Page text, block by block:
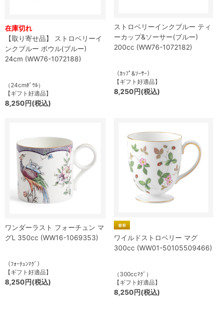
在庫切れ
【取り寄せ品】 ストロベリーイ
ンクブルー ボウル(ブルー)
24cm (WW76-1072188)
（24cmﾎﾞｳﾙ）
【ギフト好適品】
8,250円(税込)
ストロベリーインクブルー ティ
ーカップ&ソーサー(ブルー)
200cc (WW76-1072182)
（ｶｯﾌﾟ&ｿｰｻｰ）
【ギフト好適品】
8,250円(税込)
ワンダーラスト フォーチュン マ
グL 350cc (WW16-1069353)
（ﾌｫｰﾁｭﾝﾏｸﾞ）
【ギフト好適品】
8,250円(税込)
ワイルドストロベリー マグ
300cc (WW01-50105509466)
（300ccﾏｸﾞ）
【ギフト好適品】
8,250円(税込)